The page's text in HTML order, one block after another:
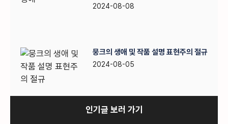
2024-08-08
뭉크의 생애 및 작품 설명 표현주의 절규
2024-08-05
인기글 보러 가기